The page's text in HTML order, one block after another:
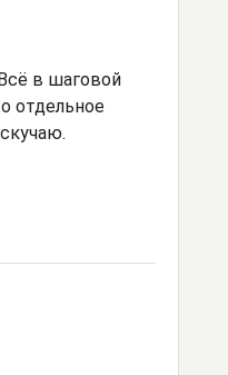
в шаговой
отдельное